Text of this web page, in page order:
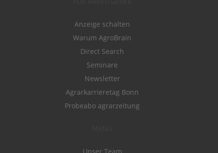
Anzeige schalten
Warum AgroBrain
Direct Search
Seminare
Newsletter
Agrarkarrieretag Bonn
Probeabo agrarzeitung